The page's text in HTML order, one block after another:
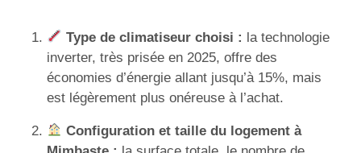
Type de climatiseur choisi : la technologie
inverter, très prisée en 2025, offre des
économies d’énergie allant jusqu’à 15%, mais
est légèrement plus onéreuse à l’achat.
Configuration et taille du logement à